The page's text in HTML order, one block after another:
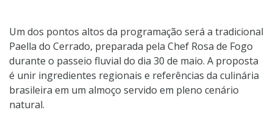
Um dos pontos altos da programação será a tradicional
Paella do Cerrado, preparada pela Chef Rosa de Fogo
durante o passeio fluvial do dia 30 de maio. A proposta
é unir ingredientes regionais e referências da culinária
brasileira em um almoço servido em pleno cenário
natural.